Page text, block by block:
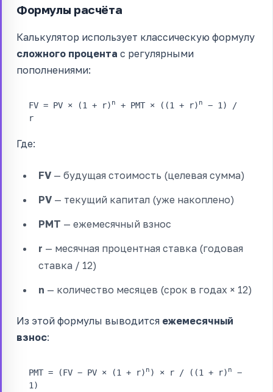
Формулы расчёта
Калькулятор использует классическую формулу
сложного процента с регулярными
пополнениями:
FV = PV × (1 + r) n + PMT × ((1 + r) n
− 1) /
r
Где:
FV — будущая стоимость (целевая сумма)
PV — текущий капитал (уже накоплено)
PMT — ежемесячный взнос
r — месячная процентная ставка (годовая
ставка / 12)
n — количество месяцев (срок в годах × 12)
Из этой формулы выводится ежемесячный
взнос:
PMT = (FV − PV × (1 + r) n ) × r / ((1 + r) n
−
1)